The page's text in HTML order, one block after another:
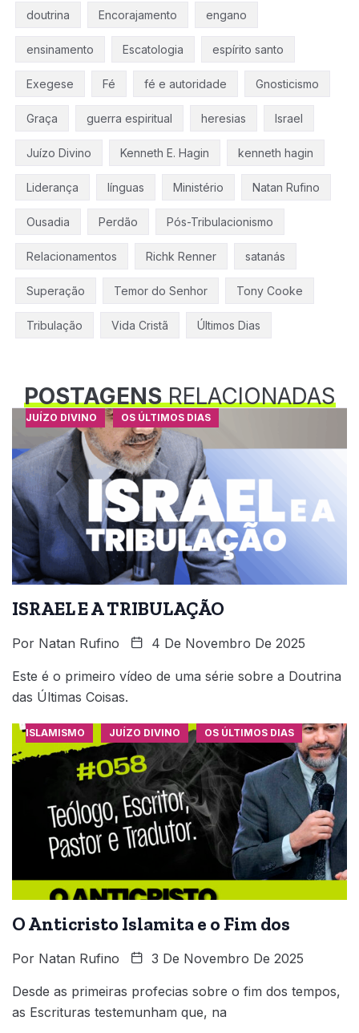
doutrina Encorajamento engano
ensinamento Escatologia espírito santo
Exegese Fé fé e autoridade Gnosticismo
Graça guerra espiritual heresias Israel
Juízo Divino Kenneth E. Hagin kenneth hagin
Liderança línguas Ministério Natan Rufino
Ousadia Perdão Pós-Tribulacionismo
Relacionamentos Richk Renner satanás
Superação Temor do Senhor Tony Cooke
Tribulação Vida Cristã Últimos Dias
POSTAGENSRELACIONADAS
JUÍZO DIVINO OS ÚLTIMOS DIAS
ISRAEL E A TRIBULAÇÃO
Por Natan Rufino 4 De Novembro De 2025
Este é o primeiro vídeo de uma série sobre a Doutrina
das Últimas Coisas.
ISLAMISMO JUÍZO DIVINO OS ÚLTIMOS DIAS
O Anticristo Islamita e o Fim dos
Por Natan Rufino 3 De Novembro De 2025
Desde as primeiras profecias sobre o fim dos tempos,
as Escrituras testemunham que, na